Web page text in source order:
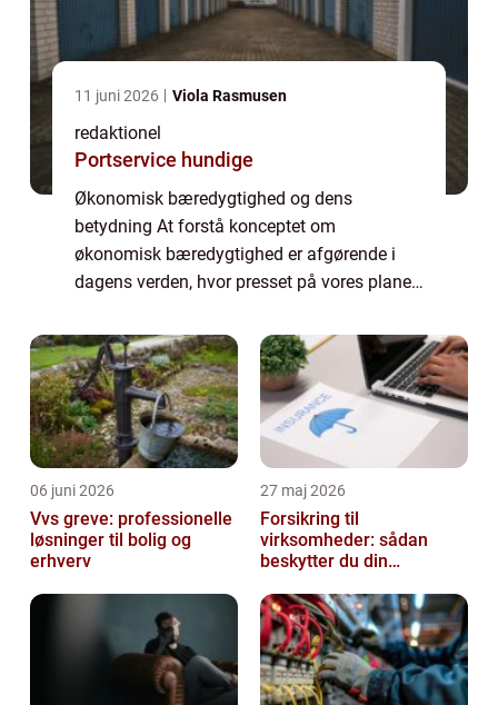
11 juni 2026 Viola Rasmusen
redaktionel
Portservice hundige
Økonomisk bæredygtighed og dens
betydning At forstå konceptet om
økonomisk bæredygtighed er afgørende i
dagens verden, hvor presset på vores planet
bæredygtighed handler ikke kun om
økonomisk vækst, men også om at...
06 juni 2026
Vvs greve: professionelle
løsninger til bolig og
erhverv
27 maj 2026
Forsikring til
virksomheder: sådan
beskytter du din